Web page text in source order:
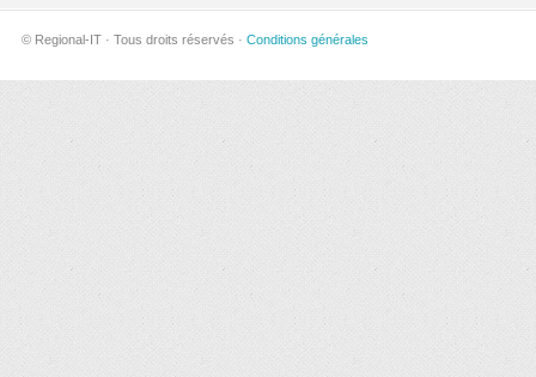
© Regional-IT · Tous droits réservés · Conditions générales